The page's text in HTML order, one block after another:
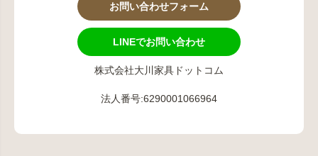
お問い合わせフォーム
LINEでお問い合わせ
株式会社大川家具ドットコム
法人番号:6290001066964